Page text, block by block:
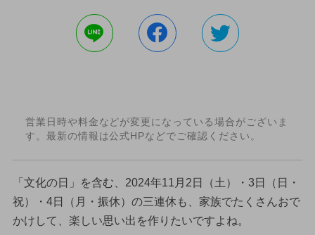
営業日時や料金などが変更になっている場合がございま
す。最新の情報は公式HPなどでご確認ください。
「文化の日」を含む、2024年11月2日（土）・3日（日・
祝）・4日（月・振休）の三連休も、家族でたくさんおで
かけして、楽しい思い出を作りたいですよね。